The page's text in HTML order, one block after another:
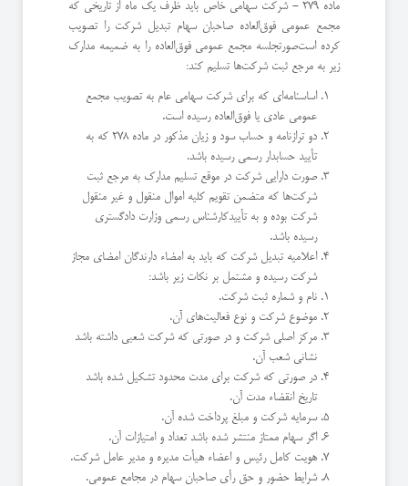
ماده 279 - شركت سهامی خاص باید ظرف یك ماه از تاریخی كه
مجمع عمومی فوق‌العاده صاحبان سهام تبدیل شركت را تصویب
كرده است‌صورتجلسه مجمع عمومی فوق‌العاده را به ضمیمه مدارك
زیر به مرجع ثبت شركت‌ها تسلیم كند:
اساسنامه‌ای كه برای شركت سهامی عام به تصویب مجمع
عمومی عادی یا فوق‌العاده رسیده است.
دو ترازنامه و حساب سود و زیان مذكور در ماده 278 كه به
تأیید حسابدار رسمی رسیده باشد.
صورت دارایی شركت در موقع تسلیم مدارك به مرجع ثبت
شركت‌ها كه متضمن تقویم كلیه اموال منقول و غیر منقول
شركت بوده و به تأیید‌كارشناس رسمی وزارت دادگستری
رسیده باشد.
اعلامیه تبدیل شركت كه باید به امضاء دارندگان امضای مجاز
شركت رسیده و مشتمل بر نكات زیر باشد:
‌نام و شماره ثبت شركت.
موضوع شركت و نوع فعالیت‌های آن.
مركز اصلی شركت و در صورتی كه شركت شعبی داشته باشد
نشانی شعب آن.
‌در صورتی كه شركت برای مدت محدود تشكیل شده باشد
تاریخ انقضاء مدت آن.
سرمایه شركت و مبلغ پرداخت شده آن.
اگر سهام ممتاز منتشر شده باشد تعداد و امتیازات آن.
هویت كامل رئیس و اعضاء هیأت مدیره و مدیر عامل شركت.
شرایط حضور و حق رأی صاحبان سهام در مجامع عمومی.